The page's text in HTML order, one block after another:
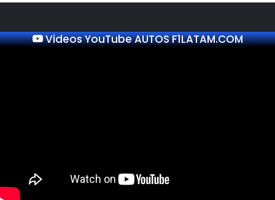
Videos YouTube AUTOS F1LATAM.COM